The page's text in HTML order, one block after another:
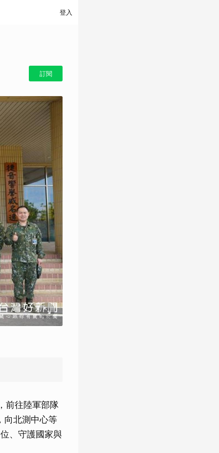
登入
訂閱
前往陸軍部隊
向北測中心等
、守護國家與